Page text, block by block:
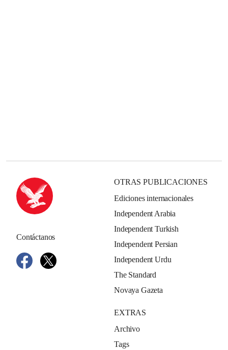
Contáctanos
OTRAS PUBLICACIONES
Ediciones internacionales
Independent Arabia
Independent Turkish
Independent Persian
Independent Urdu
The Standard
Novaya Gazeta
EXTRAS
Archivo
Tags